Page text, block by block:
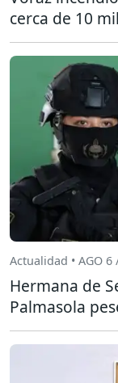
cerca de 10
Actualidad • AGO 6
Hermana de
Palmasola